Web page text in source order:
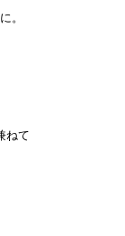
。
ねて